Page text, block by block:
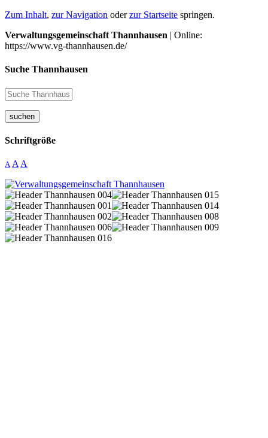
Zum Inhalt, zur Navigation oderzur Startseite springen.
Verwaltungsgemeinschaft Thannhausen | Online:
https://www.vg-thannhausen.de/
Suche Thannhausen
suchen
Schriftgröße
A A A